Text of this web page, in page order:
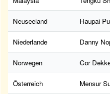
Neuseeland Haupai
Niederlande Danny
Norwegen Cor
Österreich Mensur